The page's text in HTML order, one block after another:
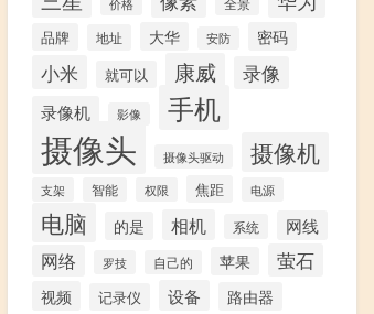
品牌 地址 大华 安防 密码
小米 就可以 康威 录像
录像机 影像 手机
摄像头 摄像头驱动 摄像机
支架 智能 权限 焦距 电源
电脑 的是 相机 系统 网线
网络 罗技 自己的 苹果 萤石
视频 记录仪 设备 路由器